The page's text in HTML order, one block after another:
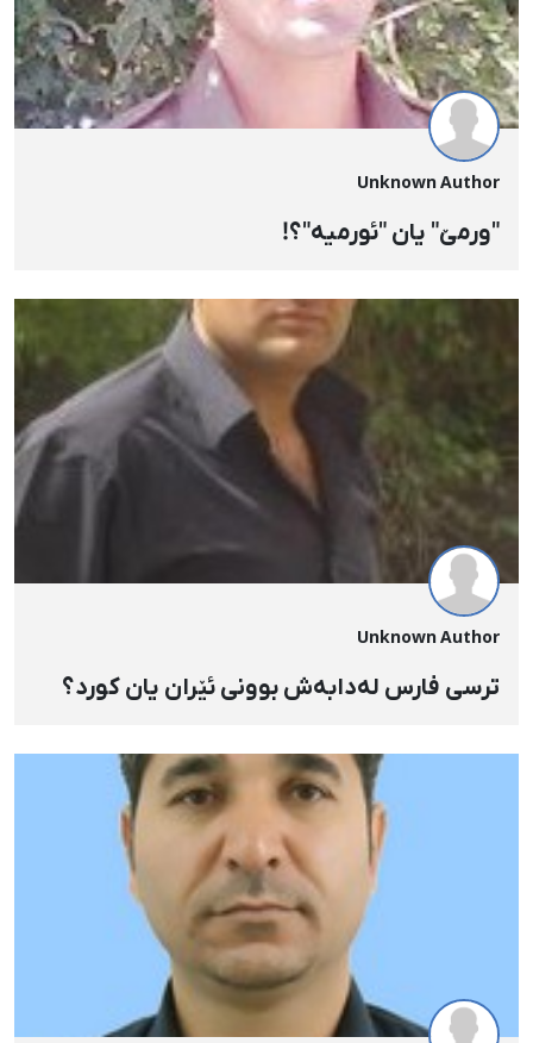
Unknown Author
"ورمێ" یان "ئورمیە"؟!
Unknown Author
ترسی فارس لەدابەش بوونی ئێران یان كورد؟